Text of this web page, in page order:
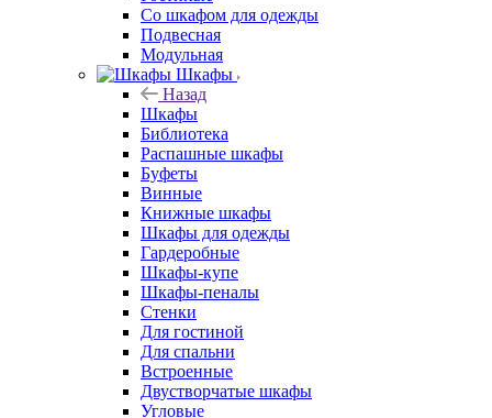
Со шкафом для одежды
Подвесная
Модульная
Шкафы
Назад
Шкафы
Библиотека
Распашные шкафы
Буфеты
Винные
Книжные шкафы
Шкафы для одежды
Гардеробные
Шкафы-купе
Шкафы-пеналы
Стенки
Для гостиной
Для спальни
Встроенные
Двустворчатые шкафы
Угловые